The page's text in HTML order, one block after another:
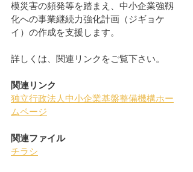
模災害の頻発等を踏まえ、中小企業強靱
化への事業継続力強化計画（ジギョケ
イ）の作成を支援します。
詳しくは、関連リンクをご覧下さい。
関連リンク
独立行政法人中小企業基盤整備機構ホー
ムページ
関連ファイル
チラシ